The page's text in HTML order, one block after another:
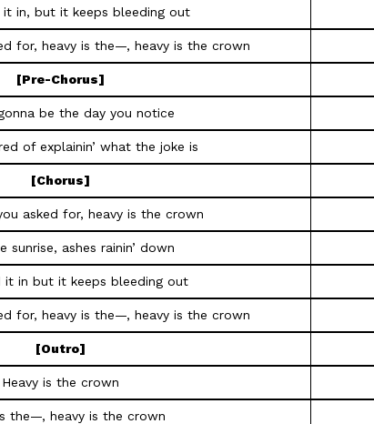
in, but it keeps bleeding out
for, heavy is the—, heavy is the crown
[Pre-Chorus]
be the day you notice
of explainin’ what the joke is
[Chorus]
asked for, heavy is the crown
sunrise, ashes rainin’ down
it in but it keeps bleeding out
for, heavy is the—, heavy is the crown
[Outro]
Heavy is the crown
the—, heavy is the crown